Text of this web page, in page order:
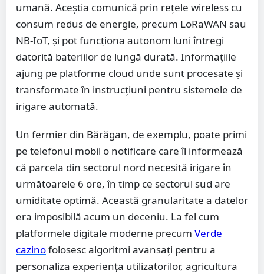
umană. Aceștia comunică prin rețele wireless cu
consum redus de energie, precum LoRaWAN sau
NB-IoT, și pot funcționa autonom luni întregi
datorită bateriilor de lungă durată. Informațiile
ajung pe platforme cloud unde sunt procesate și
transformate în instrucțiuni pentru sistemele de
irigare automată.
Un fermier din Bărăgan, de exemplu, poate primi
pe telefonul mobil o notificare care îl informează
că parcela din sectorul nord necesită irigare în
următoarele 6 ore, în timp ce sectorul sud are
umiditate optimă. Această granularitate a datelor
era imposibilă acum un deceniu. La fel cum
platformele digitale moderne precum Verde
cazinofolosesc algoritmi avansați pentru a
personaliza experiența utilizatorilor, agricultura